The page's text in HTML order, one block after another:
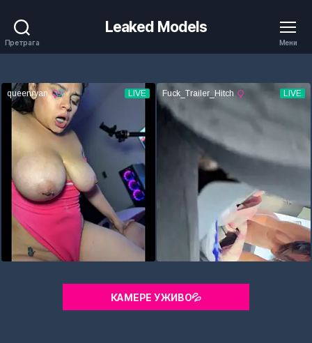
Претрага
Leaked Models
Мени
КАМЕРЕ УЖИВО💦